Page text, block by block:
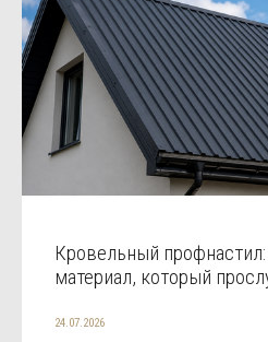
Кровельный
материал, который
24.07.2026